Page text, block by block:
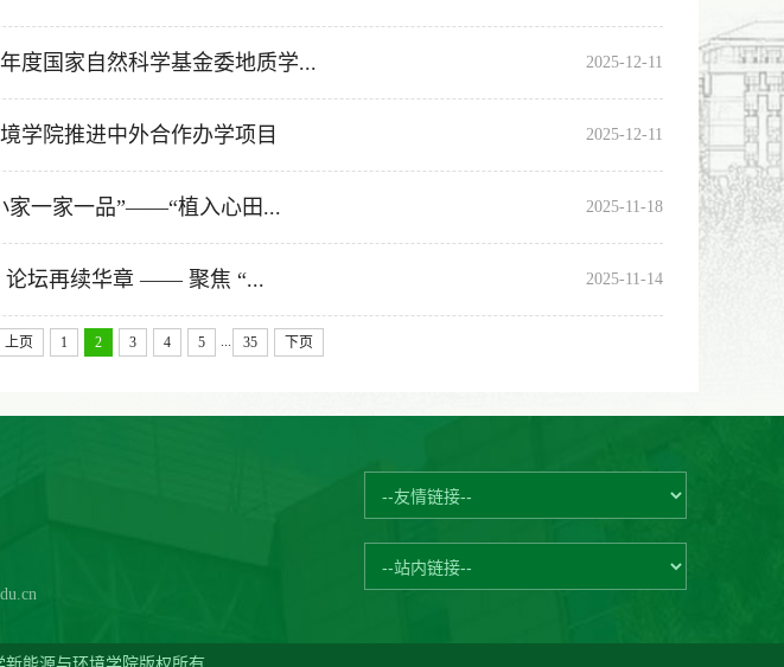
度国家自然科学基金委地质学... 2025-12-11
学院推进中外合作办学项目 2025-12-11
家一家一品”——“植入心田... 2025-11-18
论坛再续华章 —— 聚焦 “... 2025-11-14
上页 1 2 3 4 5 35 下页